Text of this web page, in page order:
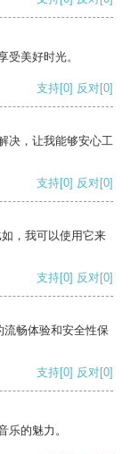
受美好时光。
支持[0] 反对[0]
决，让我能够安心工
支持[0] 反对[0]
，我可以使用它来
支持[0] 反对[0]
畅体验和安全性保
支持[0] 反对[0]
乐的魅力。